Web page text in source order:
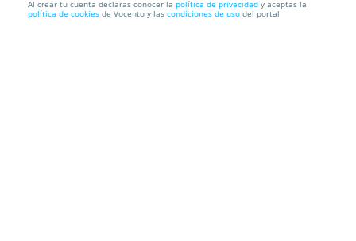
Abarán en Primavera Festival (12 jun)
Al crear tu cuenta declaras conocer la política de privacidad y aceptas la
política de cookies de Vocento y las condiciones de uso del portal